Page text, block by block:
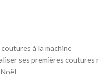
à la machine
ses premières coutures